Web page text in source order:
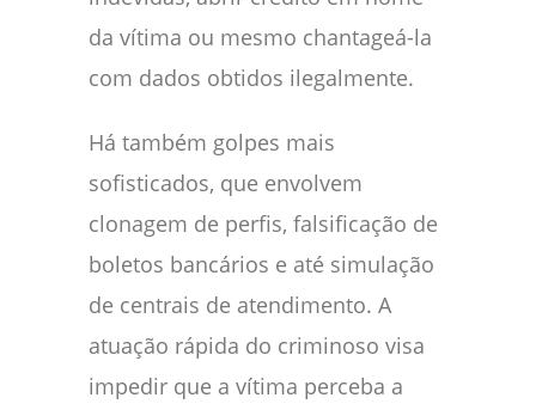
da vítima ou mesmo chantageá-la
com dados obtidos ilegalmente.
Há também golpes mais
sofisticados, que envolvem
clonagem de perfis, falsificação de
boletos bancários e até simulação
de centrais de atendimento. A
atuação rápida do criminoso visa
impedir que a vítima perceba a